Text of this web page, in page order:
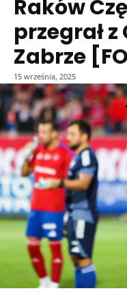
Raków
przegrał
Zabrze
15 września, 2025